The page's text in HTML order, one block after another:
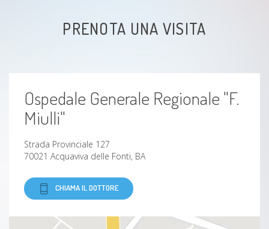
PRENOTA UNA VISITA
Ospedale Generale Regionale "F.
Miulli"
Strada Provinciale 127
70021 Acquaviva delle Fonti, BA
CHIAMA IL DOTTORE